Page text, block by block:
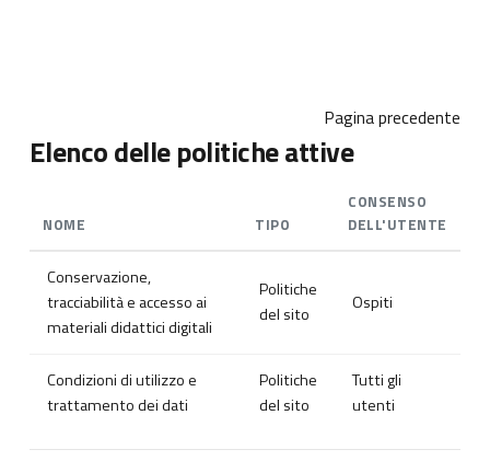
Pagina precedente
Elenco delle politiche attive
NOME TIPO
CONSENSO
DELL'UTENTE
Conservazione,
tracciabilità e accesso ai
materiali didattici digitali
Politiche
del sito
Ospiti
Condizioni di utilizzo e
trattamento dei dati
Politiche
del sito
Tutti gli
utenti